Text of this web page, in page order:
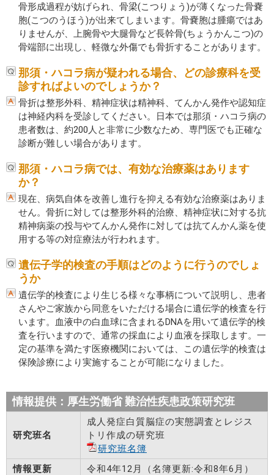
骨形成過程が妨げられ、骨梁(こつりょう)が薄くなった骨嚢
胞(こつのうほう)が出来てしまいます。骨嚢胞は腫瘍ではあ
りませんが、上腕骨や大腿骨など長幹骨(ちょうかんこつ)の
骨端部に出現し、軽微な外傷でも骨折することがあります。
那須・ハコラ病が疑われる場合、どの診療科を受
診すればよいのでしょうか？
骨折は整形外科、精神症状は精神科、てんかん発作や認知症
は神経内科を受診してください。日本では那須・ハコラ病の
患者数は、約200人と非常に少数なため、専門医でも正確な
診断が難しい場合があります。
那須・ハコラ病では、有効な治療薬はあります
か？
現在、病気自体を改善し進行を抑える有効な治療薬はありま
せん。骨折に対しては整形外科的治療、精神症状に対する抗
精神病薬の投与やてんかん発作に対しては抗てんかん薬を使
用する等の対症療法が行われます。
遺伝子学的検査の手順はどのように行うのでしょ
うか
遺伝学的検査により生じる様々な事柄について説明し、患者
さんやご家族から同意をいただける場合に遺伝学的検査を行
います。血液中の白血球に含まれるDNAを用いて遺伝学的検
査を行いますので、通常の採血により血液を採取します。一
定の基準を満たす医療機関においては、この遺伝学的検査は
保険診療により実施することが可能になりました。
情報提供：厚生労働省 難治性疾患政策研究班
研究班名
成人発症白質脳症の実態調査とレジス
トリ作成の研究班
研究班名簿
情報更新
令和4年12月（名簿更新:令和8年6月）